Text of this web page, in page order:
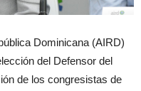
Dominicana (AIRD)
del Defensor del
de los congresistas de